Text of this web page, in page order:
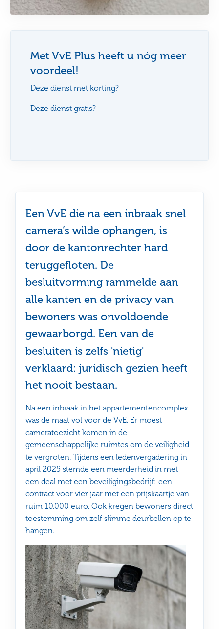
Met VvE Plus heeft u nóg meer
voordeel!
Deze dienst met korting?
Deze dienst gratis?
Een VvE die na een inbraak snel
camera’s wilde ophangen, is
door de kantonrechter hard
teruggefloten. De
besluitvorming rammelde aan
alle kanten en de privacy van
bewoners was onvoldoende
gewaarborgd. Een van de
besluiten is zelfs 'nietig'
verklaard: juridisch gezien heeft
het nooit bestaan.
Na een inbraak in het appartementencomplex
was de maat vol voor de VvE. Er moest
cameratoezicht komen in de
gemeenschappelijke ruimtes om de veiligheid
te vergroten. Tijdens een ledenvergadering in
april 2025 stemde een meerderheid in met
een deal met een beveiligingsbedrijf: een
contract voor vier jaar met een prijskaartje van
ruim 10.000 euro. Ook kregen bewoners direct
toestemming om zelf slimme deurbellen op te
hangen.